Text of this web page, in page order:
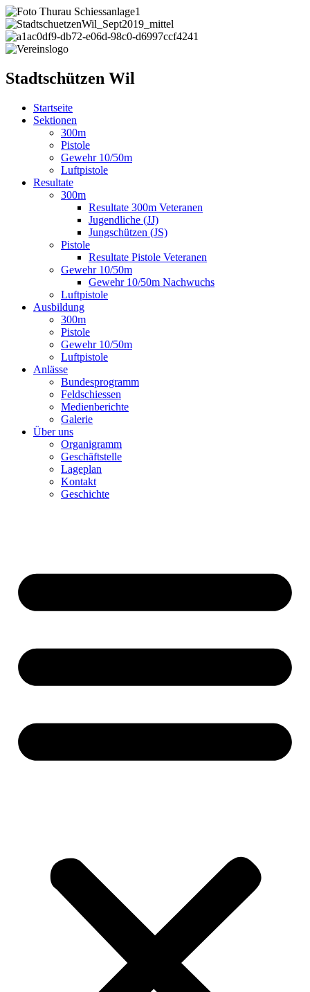
Stadtschützen Wil
Startseite
Sektionen
300m
Pistole
Gewehr 10/50m
Luftpistole
Resultate
300m
Resultate 300m Veteranen
Jugendliche (JJ)
Jungschützen (JS)
Pistole
Resultate Pistole Veteranen
Gewehr 10/50m
Gewehr 10/50m Nachwuchs
Luftpistole
Ausbildung
300m
Pistole
Gewehr 10/50m
Luftpistole
Anlässe
Bundesprogramm
Feldschiessen
Medienberichte
Galerie
Über uns
Organigramm
Geschäftstelle
Lageplan
Kontakt
Geschichte